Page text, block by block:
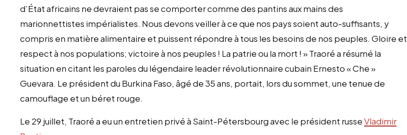
d’État africains ne devraient pas se comporter comme des pantins aux mains des
marionnettistes impérialistes. Nous devons veiller à ce que nos pays soient auto-suffisants, y
compris en matière alimentaire et puissent répondre à tous les besoins de nos peuples. Gloire et
respect à nos populations; victoire à nos peuples ! La patrie ou la mort ! » Traoré a résumé la
situation en citant les paroles du légendaire leader révolutionnaire cubain Ernesto « Che »
Guevara. Le président du Burkina Faso, âgé de 35 ans, portait, lors du sommet, une tenue de
camouflage et un béret rouge.
Le 29 juillet, Traoré a eu un entretien privé à Saint-Pétersbourg avec le président russeVladimir